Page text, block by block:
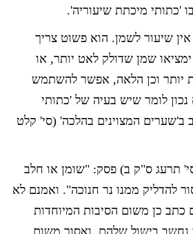
'כתותי מיכתת שיעוריה'.
שיעור לשמן. הוא פשוט צריך
שמן שדולק לאט יותר, או
יותר וכן הלאה, אפשר להשתמש
לומר שיש בעיה של 'כתותי
ב'שערים המצוינים בהלכה' (סי' קלט
תרעג ס"ק ב) פסק: "שומן או חלב
להדליק ממנו נר חנוכה". ואמנם לא
כתב כן משום הסיבות המיוחדות
נחשב בישול שלהם, ואסור משום